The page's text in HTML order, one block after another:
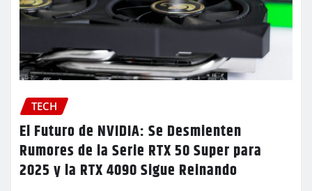
TECH
El Futuro de NVIDIA: Se Desmienten
Rumores de la Serie RTX 50 Super para
2025 y la RTX 4090 Sigue Reinando